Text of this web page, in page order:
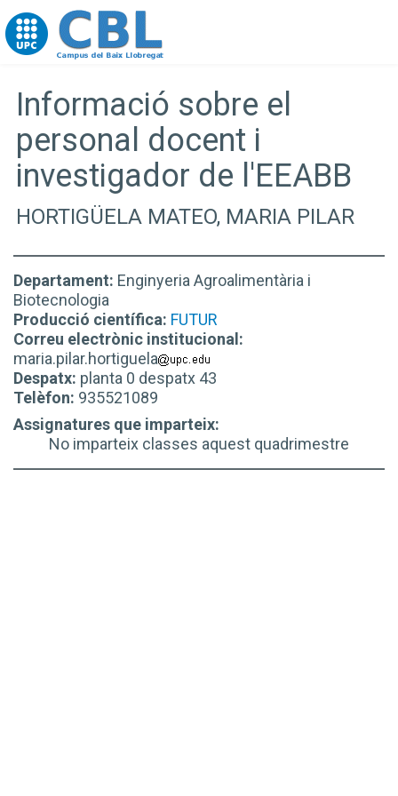
Go to upc.edu
Informació sobre el
personal docent i
investigador de l'EEABB
HORTIGÜELA MATEO, MARIA PILAR
Departament: Enginyeria Agroalimentària i
Biotecnologia
Producció científica: FUTUR
Correu electrònic institucional:
maria.pilar.hortiguela
Despatx: planta 0 despatx 43
Telèfon: 935521089
Assignatures que imparteix:
No imparteix classes aquest quadrimestre